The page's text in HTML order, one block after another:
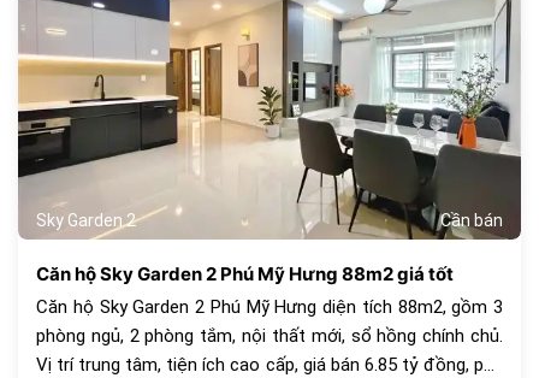
Sky Garden 2 Cần bán
Căn hộ Sky Garden 2 Phú Mỹ Hưng 88m2 giá tốt
Căn hộ Sky Garden 2 Phú Mỹ Hưng diện tích 88m2, gồm 3
phòng ngủ, 2 phòng tắm, nội thất mới, sổ hồng chính chủ.
Vị trí trung tâm, tiện ích cao cấp, giá bán 6.85 tỷ đồng, phù